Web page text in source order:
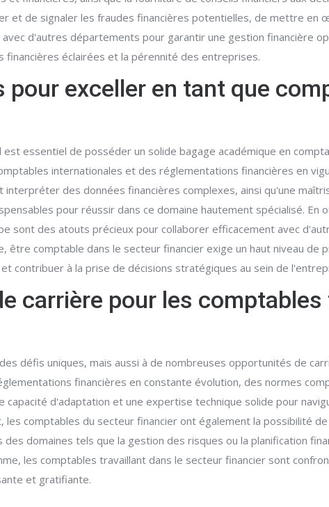
et de signaler les fraudes financières potentielles, de mettre en
d'autres départements pour garantir une gestion financière
financières éclairées et la pérennité des entreprises.
exceller en tant que
essentiel de posséder un solide bagage académique en
internationales et des réglementations financières en
des données financières complexes, ainsi qu'une
pour réussir dans ce domaine hautement spécialisé. En
sont des atouts précieux pour collaborer efficacement avec
être comptable dans le secteur financier exige un haut niveau de
contribuer à la prise de décisions stratégiques au sein de
carrière pour les
défis uniques, mais aussi à de nombreuses opportunités de
financières en constante évolution, des normes
d'adaptation et une expertise technique solide pour
comptables du secteur financier ont également la possibilité
domaines tels que la gestion des risques ou la planification
les comptables travaillant dans le secteur financier sont
et gratifiante.